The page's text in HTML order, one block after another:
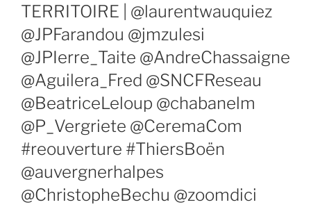
TERRITOIRE | @laurentwauquiez
@JPFarandou @jmzulesi
@JPIerre_Taite @AndreChassaigne
@Aguilera_Fred @SNCFReseau
@BeatriceLeloup @chabanelm
@P_Vergriete @CeremaCom
#reouverture #ThiersBoën
@auvergnerhalpes
@ChristopheBechu @zoomdici